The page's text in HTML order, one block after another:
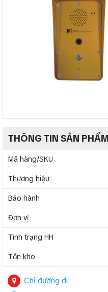
THÔNG TIN SẢN PHẨM
Mã hàng/SKU
Thương hiệu
Bảo hành
Đơn vị
Tình trạng HH
Tồn kho
Chỉ đường đi